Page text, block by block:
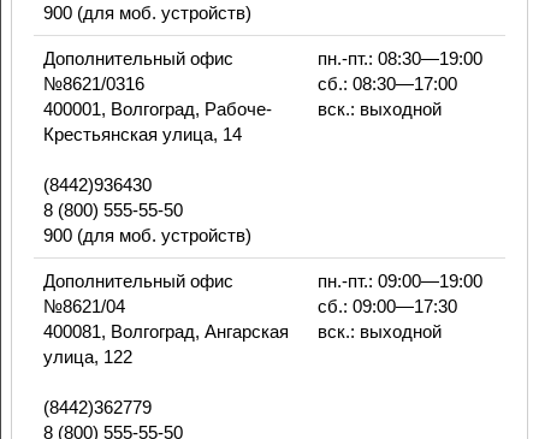
900 (для моб. устройств)
Дополнительный офис
№8621/0316
400001, Волгоград, Рабоче-
Крестьянская улица, 14
(8442)936430
8 (800) 555-55-50
900 (для моб. устройств)
пн.-пт.: 08:30—19:00
сб.: 08:30—17:00
вск.: выходной
Дополнительный офис
№8621/04
400081, Волгоград, Ангарская
улица, 122
(8442)362779
8 (800) 555-55-50
пн.-пт.: 09:00—19:00
сб.: 09:00—17:30
вск.: выходной